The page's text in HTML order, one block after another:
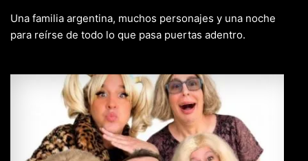
Una familia argentina, muchos personajes y una noche
para reírse de todo lo que pasa puertas adentro.